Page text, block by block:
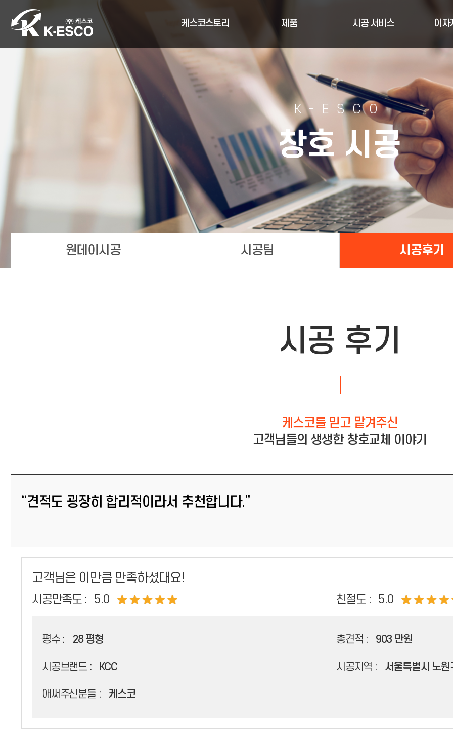
케스코스토리 제품 시공 서비스 이자
K-ESCO
창호 시공
원데이시공 시공팀 시공후기
시공 후기
케스코를 믿고 맡겨주신
고객님들의 생생한 창호교체 이야기
“견적도 굉장히 합리적이라서 추천합니다.”
고객님은 이만큼 만족하셨대요!
시공만족도 : 5.0 친절도 : 5.0
평수 : 28 평형 총견적 : 903 만원
시공브랜드 : KCC 시공지역 : 서울특별시 노
애써주신분들 : 케스코